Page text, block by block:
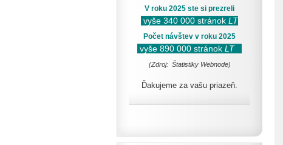
V roku 2025 ste si prezreli
vyše 340 000 stránok LT
Počet návštev v roku 2025
vyše 890 000 stránok LT
(Zdroj: Štatistiky Webnode)
Ďakujeme za vašu priazeň.